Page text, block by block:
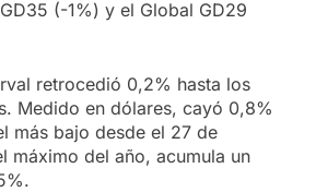
(-1%) y el Global GD29
retrocedió 0,2% hasta los
Medido en dólares, cayó 0,8%
más bajo desde el 27 de
máximo del año, acumula un